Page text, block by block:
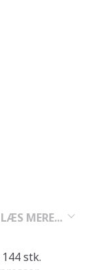
LÆS MERE...
stk.